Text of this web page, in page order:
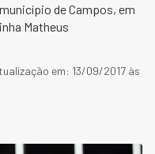
de Campos, em
Matheus
em: 13/09/2017 às